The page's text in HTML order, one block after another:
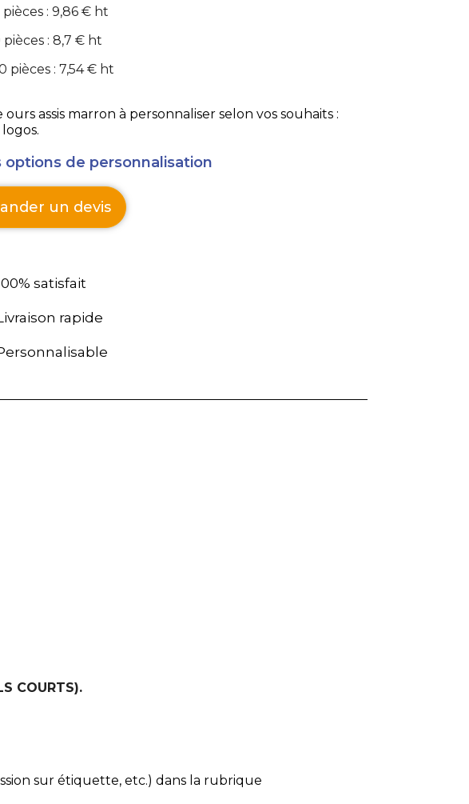
pièces : 9,86 € ht
pièces : 8,7 € ht
pièces : 7,54 € ht
ours assis marron à personnaliser selon vos souhaits :
options de personnalisation
un devis
satisfait
rapide
COURTS).
sur étiquette, etc.) dans la rubrique